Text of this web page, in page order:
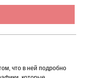
что в ней подробно